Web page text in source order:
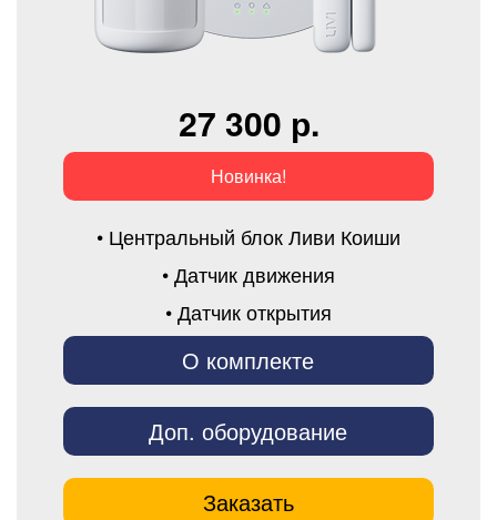
27 300 р.
Новинка!
• Центральный блок Ливи Коиши
• Датчик движения
• Датчик открытия
О комплекте
Доп. оборудование
Заказать